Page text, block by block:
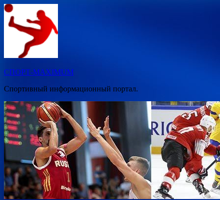
Перейти
содержимому
СПОРТ-MAXIMUM
Спортивный информационный портал.